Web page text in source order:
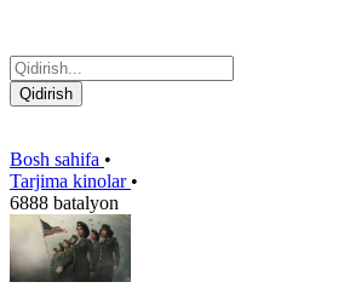
Qidirish
Bosh sahifa •
Tarjima kinolar •
6888 batalyon